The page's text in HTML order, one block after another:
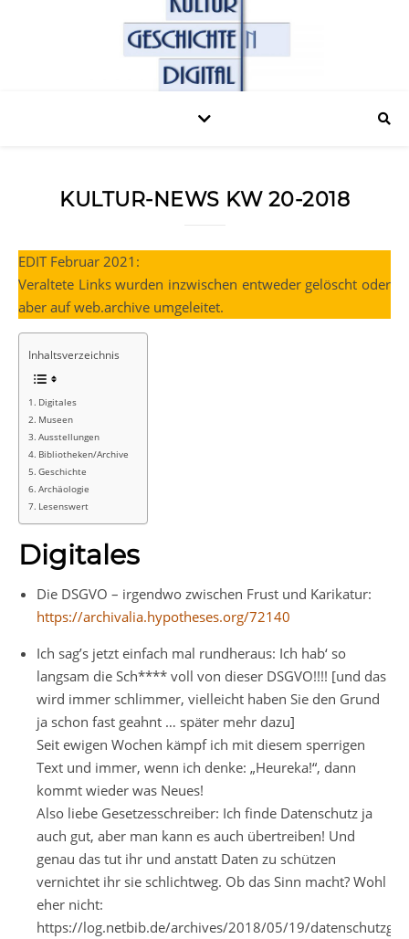
KULTUR-NEWS KW 20-2018
EDIT Februar 2021:
Veraltete Links wurden inzwischen entweder gelöscht oder
aber auf web.archive umgeleitet.
Inhaltsverzeichnis
Digitales
Museen
Ausstellungen
Bibliotheken/Archive
Geschichte
Archäologie
Lesenswert
Digitales
Die DSGVO – irgendwo zwischen Frust und Karikatur:
https://archivalia.hypotheses.org/72140
Ich sag’s jetzt einfach mal rundheraus: Ich hab‘ so
langsam die Sch**** voll von dieser DSGVO!!!! [und das
wird immer schlimmer, vielleicht haben Sie den Grund
ja schon fast geahnt … später mehr dazu]
Seit ewigen Wochen kämpf ich mit diesem sperrigen
Text und immer, wenn ich denke: „Heureka!“, dann
kommt wieder was Neues!
Also liebe Gesetzesschreiber: Ich finde Datenschutz ja
auch gut, aber man kann es auch übertreiben! Und
genau das tut ihr und anstatt Daten zu schützen
vernichtet ihr sie schlichtweg. Ob das Sinn macht? Wohl
eher nicht:
https://log.netbib.de/archives/2018/05/19/